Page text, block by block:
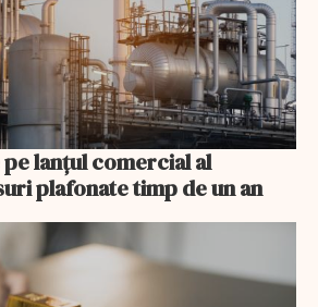
lanțul comercial al
plafonate timp de un an